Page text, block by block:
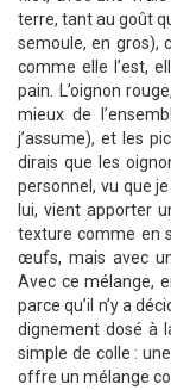
terre, tant au goût
semoule, en gros),
comme elle l’est,
pain. L’oignon
mieux de
j’assume), et les
dirais que les
personnel, vu que
lui, vient apporter
texture comme en
œufs, mais avec
Avec ce mélange,
parce qu’il n’y a
dignement dosé à
simple de colle :
offre un mélange